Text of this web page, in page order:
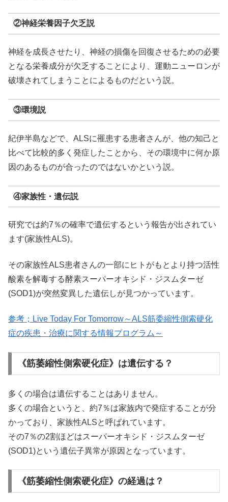
②神経栄養因子欠乏説
神経を成長させたり、神経の損傷を回復させるための必要
となる栄養成分が欠乏することにより、運動ニューロンが
破壊されてしまうことによるものだという説。
③環境説
紀伊半島などで、ALSに罹患する患者さんが、他の知己と
比べて比較的多く発症したことから、その環境中に何か原
因のあるものが合ったのではないかという説。
④家族性・遺伝説
研究では約7％の確率で遺伝するという報告が出されてい
ます(家族性ALS)。
その家族性ALS患者さんの一部にヒトがもとより持つ活性
酸素を解毒する酵素スーパーオキシド・ジスムターゼ
(SOD1)が突然変異した遺伝しが見つかっています。
参考；Live Today For Tomorrow～ALS筋委縮性側索硬化
症の疾患・治療に関する情報プログラム～
《筋萎縮性側索硬化症》は遺伝する？
多くの場合は遺伝することはありません。
多くの場合というと、約7％は家族内で発症することが分
かっており、家族性ALSと呼ばれています。
その7％の2割ほどはスーパーオキシド・ジスムターゼ
(SOD1)という遺伝子異常が原因となっています。
《筋萎縮性側索硬化症》の経過は？